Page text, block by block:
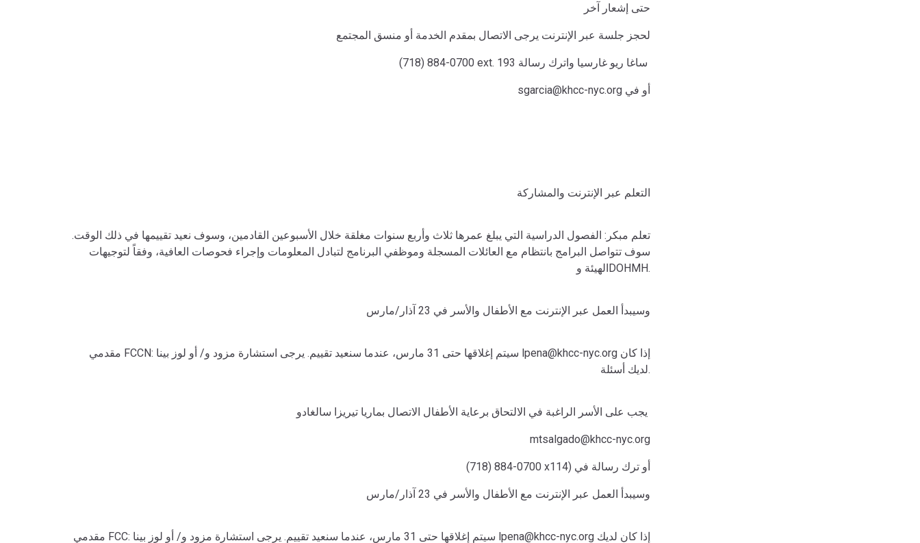
حتى إشعار آخر
لحجز جلسة عبر الإنترنت يرجى الاتصال بمقدم الخدمة أو منسق المجتمع
sgarcia@khcc-nyc.org أو في
التعلم عبر الإنترنت والمشاركة
تعلم مبكر: الفصول الدراسية التي يبلغ عمرها ثلاث وأربع سنوات مغلقة خلال الأسبوعين القادمين، وسوف نعيد تقييمها في ذلك الوقت.
سوف تتواصل البرامج بانتظام مع العائلات المسجلة وموظفي البرنامج لتبادل المعلومات وإجراء فحوصات العافية، وفقاً لتوجيهات
الهيئة وDOHMH.
وسيبدأ العمل عبر الإنترنت مع الأطفال والأسر في 23 آذار/مارس
مقدمي FCCN: سيتم إغلاقها حتى 31 مارس، عندما سنعيد تقييم. يرجى استشارة مزود و/ أو لوز بينا lpena@khcc-nyc.org إذا كان
لديك أسئلة.
mtsalgado@khcc-nyc.org
(718) 884-0700 x114) أو ترك رسالة في
وسيبدأ العمل عبر الإنترنت مع الأطفال والأسر في 23 آذار/مارس
مقدمي FCC: سيتم إغلاقها حتى 31 مارس، عندما سنعيد تقييم. يرجى استشارة مزود و/ أو لوز بينا lpena@khcc-nyc.org إذا كان لديك